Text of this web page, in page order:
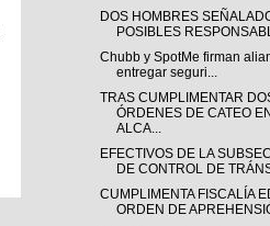
DOS HOMBRES
POSIBLES
Chubb y SpotMe firman
entregar seguri...
TRAS CUMPLIMENTAR
ÓRDENES DE CATEO
ALCA...
EFECTIVOS DE LA
DE CONTROL DE
CUMPLIMENTA FISCALÍA
ORDEN DE